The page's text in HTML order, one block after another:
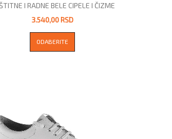
I RADNE BELE CIPELE I ČIZME
3.540,00 RSD
ODABERITE